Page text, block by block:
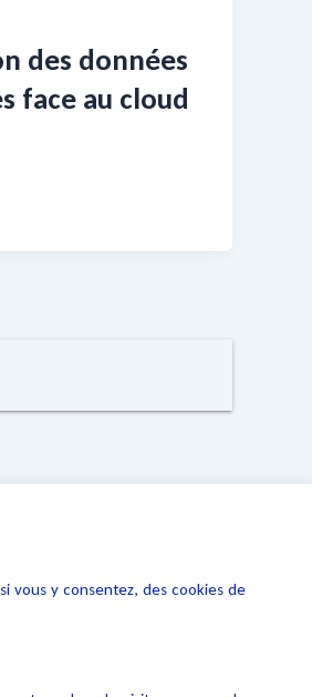
des données
face au cloud
vous y consentez, des cookies de